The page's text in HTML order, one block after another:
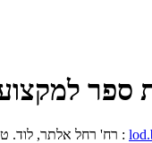
ספר
רח' רחל אלתר, לוד. טל: יעקוב - 0545315844, 0536934031 דוא"ל :